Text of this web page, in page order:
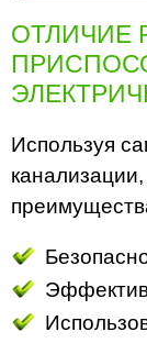
ОТЛИЧИЕ
Используя